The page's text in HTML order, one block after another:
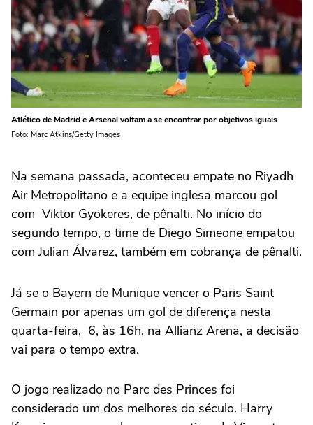
Atlético de Madrid e Arsenal voltam a se encontrar por objetivos iguais
Foto: Marc Atkins/Getty Images
Na semana passada, aconteceu empate no Riyadh
Air Metropolitano e a equipe inglesa marcou gol
com Viktor Gyökeres, de pênalti. No início do
segundo tempo, o time de Diego Simeone empatou
com Julian Álvarez, também em cobrança de pênalti.
Já se o Bayern de Munique vencer o Paris Saint
Germain por apenas um gol de diferença nesta
quarta-feira, 6, às 16h, na Allianz Arena, a decisão
vai para o tempo extra.
O jogo realizado no Parc des Princes foi
considerado um dos melhores do século. Harry